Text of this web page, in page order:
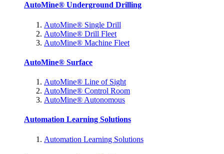
AutoMine® Underground Drilling
AutoMine® Single Drill
AutoMine® Drill Fleet
AutoMine® Machine Fleet
AutoMine® Surface
AutoMine® Line of Sight
AutoMine® Control Room
AutoMine® Autonomous
Automation Learning Solutions
Automation Learning Solutions